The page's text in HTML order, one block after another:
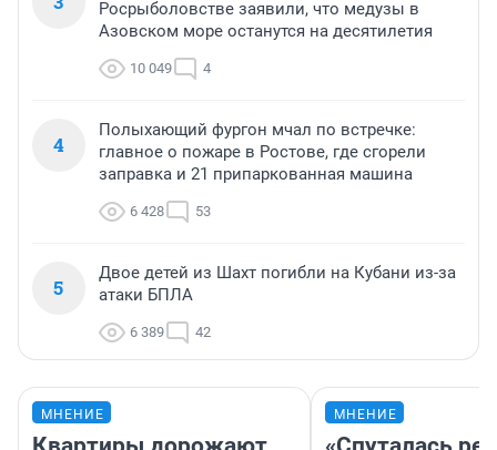
Росрыболовстве заявили, что медузы в
Азовском море останутся на десятилетия
10 049 4
4
Полыхающий фургон мчал по встречке:
главное о пожаре в Ростове, где сгорели
заправка и 21 припаркованная машина
6 428 53
5
Двое детей из Шахт погибли на Кубани из-за
атаки БПЛА
6 389 42
МНЕНИЕ МНЕНИЕ